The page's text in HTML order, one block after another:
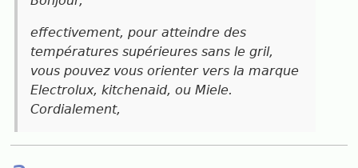
effectivement, pour atteindre des
températures supérieures sans le gril,
vous pouvez vous orienter vers la marque
Electrolux, kitchenaid, ou Miele.
Cordialement,